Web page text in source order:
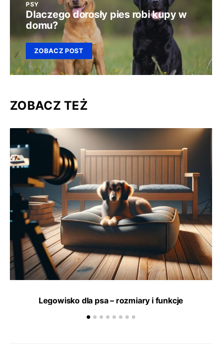
PSY
Dlaczego dorosły pies robi kupy w
domu?
ZOBACZ POST
ZOBACZ TEŻ
Legowisko dla psa – rozmiary i funkcje